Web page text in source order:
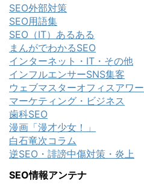
SEO外部対策
SEO用語集
SEO（IT）あるある
まんがでわかるSEO
インターネット・IT・その他
インフルエンサーSNS集客
ウェブマスターオフィスアワー
マーケティング・ビジネス
歯科SEO
漫画「漫才少女！」
白石竜次コラム
逆SEO・誹謗中傷対策・炎上
SEO情報アンテナ